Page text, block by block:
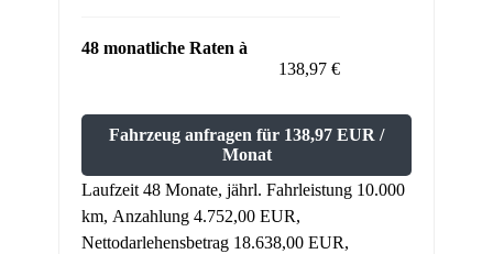
48 monatliche Raten à
138,97 €
Fahrzeug anfragen für 138,97 EUR /
Monat
Laufzeit 48 Monate, jährl. Fahrleistung 10.000
km, Anzahlung 4.752,00 EUR,
Nettodarlehensbetrag 18.638,00 EUR,